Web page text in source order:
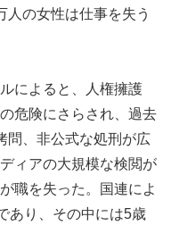
人の女性は仕事を失う
によると、人権擁護
危険にさらされ、過去
問、非公式な処刑が広
ィアの大規模な検閲が
職を失った。国連によ
あり、その中には5歳